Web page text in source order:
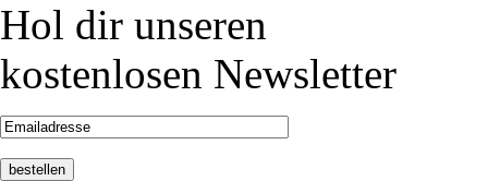
Hol dir unseren
kostenlosen Newsletter